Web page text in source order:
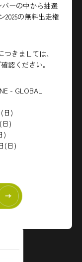
ーの中から抽選
2025の無料出走権
きましては、
認ください。
- GLOBAL
(日)
日)
)
(日)